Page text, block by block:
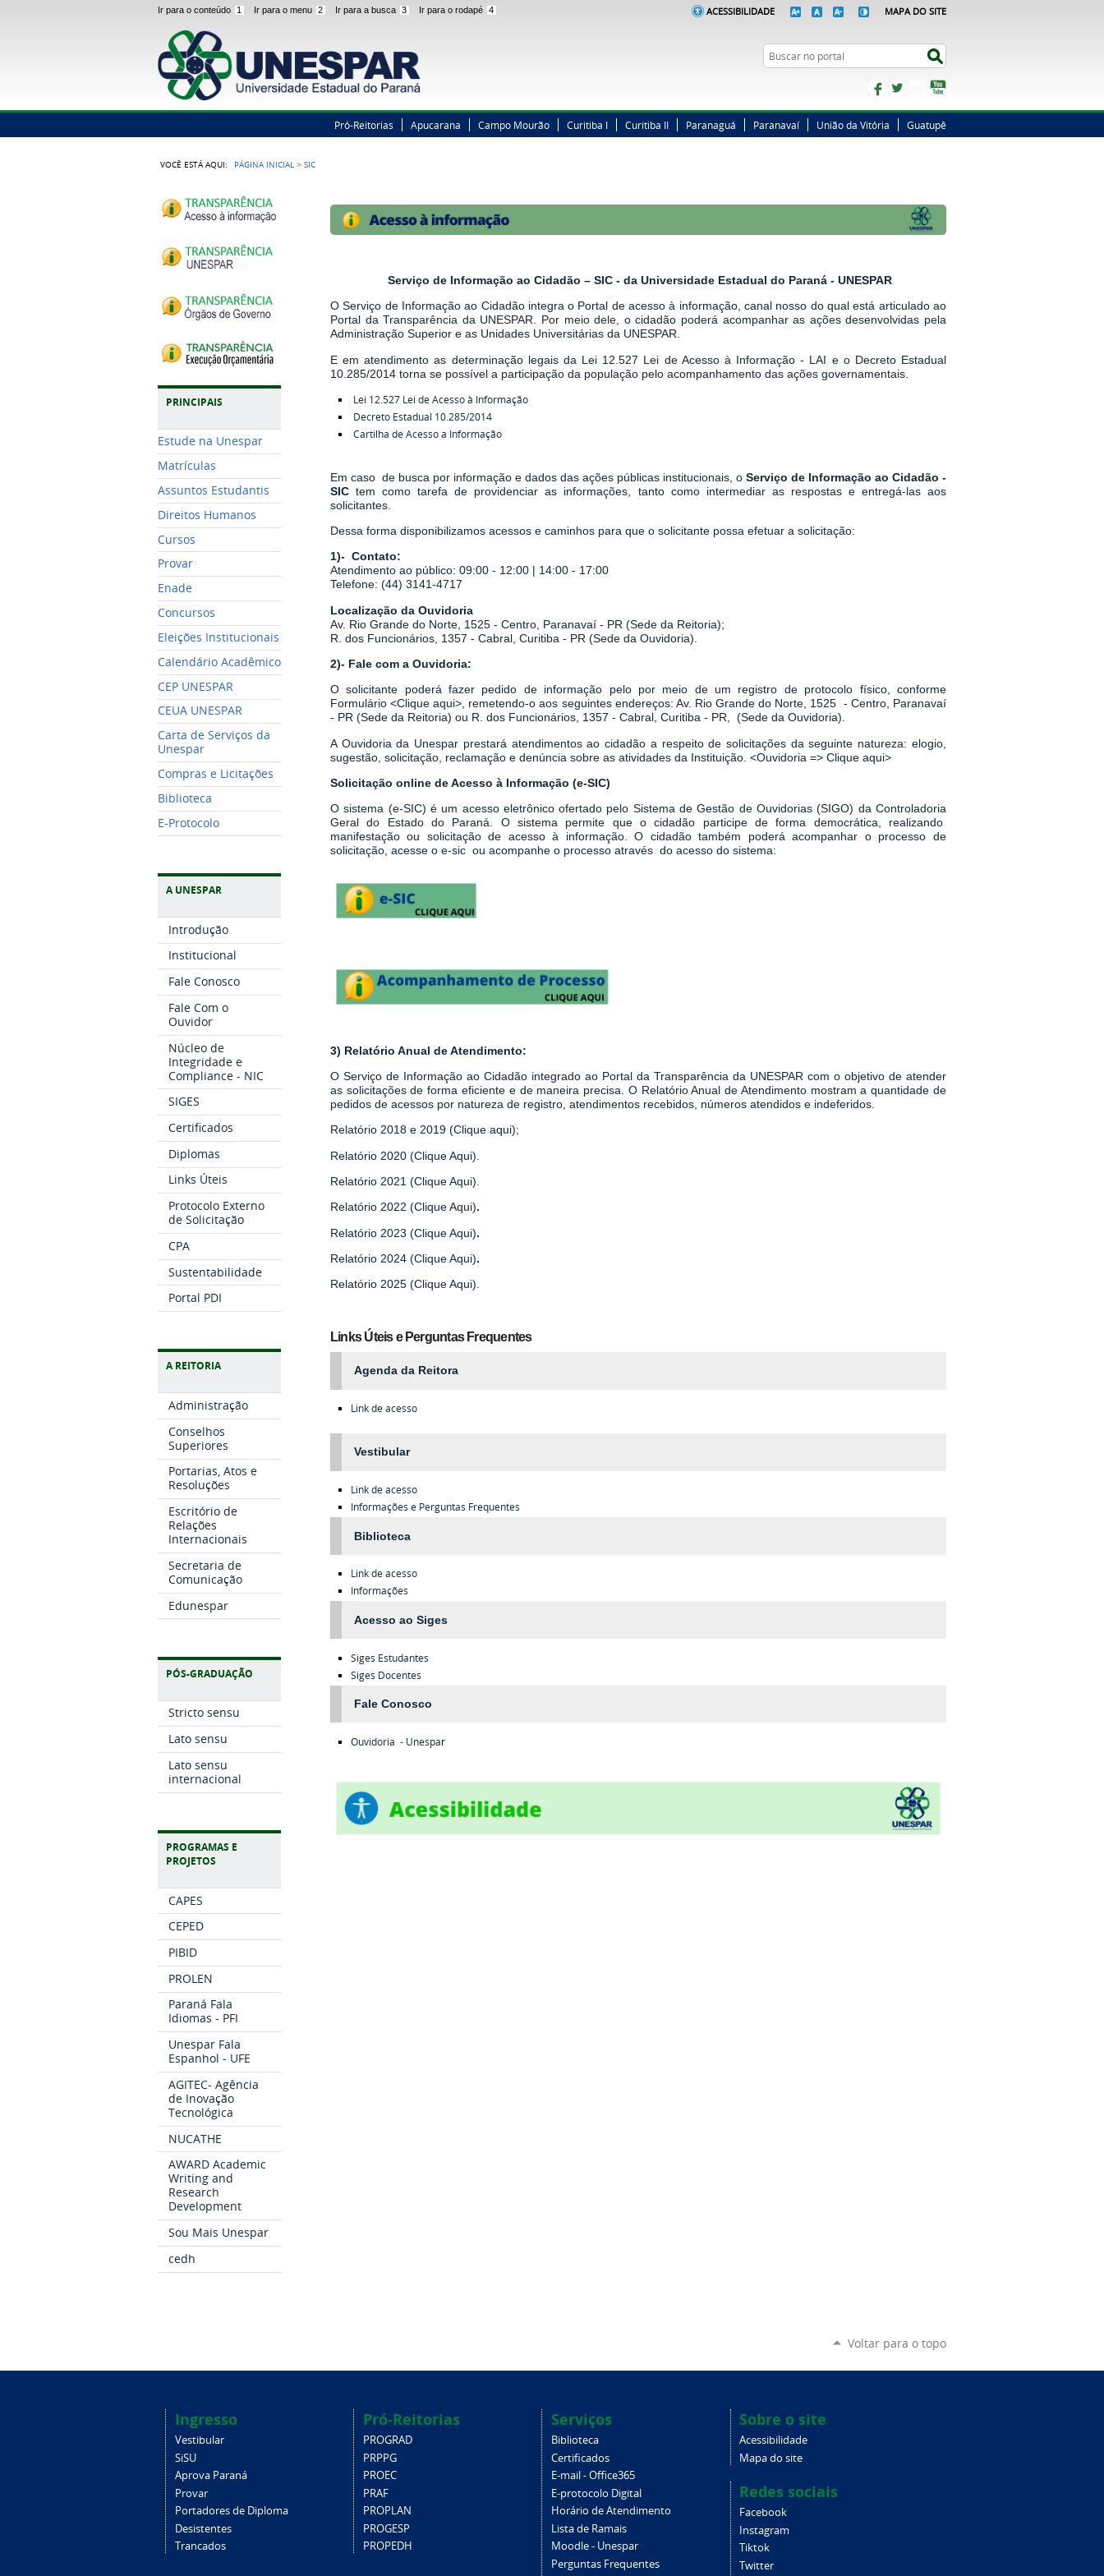
Ir para o conteúdo 1 Ir para o menu 2 Ir para a busca 3 Ir para o rodapé 4 ACESSIBILIDADE MAPA DO SITE
Busca
FacebookTwitterInstagram
Pró-Reitorias Apucarana Campo Mourão Curitiba I Curitiba II Paranaguá Paranavaí União da Vitória Guatupê
VOCÊ ESTÁ AQUI: PÁGINA INICIAL >SIC
PRINCIPAIS
Estude na Unespar
Matrículas
Assuntos Estudantis
Direitos Humanos
Cursos
Provar
Enade
Concursos
Eleições Institucionais
Calendário Acadêmico
CEP UNESPAR
CEUA UNESPAR
Carta de Serviços da
Unespar
Compras e Licitações
Biblioteca
E-Protocolo
A UNESPAR
Introdução
Institucional
Fale Conosco
Fale Com o
Ouvidor
Núcleo de
Integridade e
Compliance - NIC
SIGES
Certificados
Diplomas
Links Úteis
Protocolo Externo
de Solicitação
CPA
Sustentabilidade
Portal PDI
A REITORIA
Administração
Conselhos
Superiores
Portarias, Atos e
Resoluções
Escritório de
Relações
Internacionais
Secretaria de
Comunicação
Edunespar
PÓS-GRADUAÇÃO
Stricto sensu
Lato sensu
Lato sensu
internacional
PROGRAMAS E
PROJETOS
CAPES
CEPED
PIBID
PROLEN
Paraná Fala
Idiomas - PFI
Unespar Fala
Espanhol - UFE
AGITEC- Agência
de Inovação
Tecnológica
NUCATHE
AWARD Academic
Writing and
Research
Development
Sou Mais Unespar
cedh
Serviço de Informação ao Cidadão – SIC - da Universidade Estadual do Paraná - UNESPAR
O Serviço de Informação ao Cidadão integra o Portal de acesso à informação, canal nosso do qual está articulado ao
Portal da Transparência da UNESPAR. Por meio dele, o cidadão poderá acompanhar as ações desenvolvidas pela
Administração Superior e as Unidades Universitárias da UNESPAR.
E em atendimento as determinação legais da Lei 12.527 Lei de Acesso à Informação - LAI e o Decreto Estadual
10.285/2014torna se possível a participação da população pelo acompanhamento das ações governamentais.
Lei 12.527 Lei de Acesso à Informação
Decreto Estadual 10.285/2014
Cartilha de Acesso a Informação
Em caso de busca por informação e dados das ações públicas institucionais, o Serviço de Informação ao Cidadão -
SICtem como tarefa de providenciar as informações, tanto como intermediar as respostas e entregá-las aos
solicitantes.
Dessa forma disponibilizamos acessos e caminhos para que o solicitante possa efetuar a solicitação:
1)- Contato:
Atendimento ao público: 09:00 - 12:00 | 14:00 - 17:00
Telefone: (44) 3141-4717
Localização da Ouvidoria
Av. Rio Grande do Norte, 1525 - Centro, Paranavaí - PR (Sede da Reitoria);
R. dos Funcionários, 1357 - Cabral, Curitiba - PR (Sede da Ouvidoria).
2)- Fale com a Ouvidoria:
O solicitante poderá fazer pedido de informação pelo por meio de um registro de protocolo físico, conforme
Formulário <Clique aqui>, remetendo-o aos seguintes endereços: Av. Rio Grande do Norte, 1525 - Centro, Paranavaí
- PR (Sede da Reitoria) ou R. dos Funcionários, 1357 - Cabral, Curitiba - PR, (Sede da Ouvidoria).
A Ouvidoria da Unespar prestará atendimentos ao cidadão a respeito de solicitações da seguinte natureza: elogio,
sugestão, solicitação, reclamação e denúncia sobre as atividades da Instituição. <Ouvidoria => Clique aqui>
Solicitação online de Acesso à Informação (e-SIC)
O sistema (e-SIC) é um acesso eletrônico ofertado pelo Sistema de Gestão de Ouvidorias (SIGO) da Controladoria
Geral do Estado do Paraná. O sistema permite que o cidadão participe de forma democrática, realizando
manifestação ou solicitação de acesso à informação.O cidadão também poderá acompanhar o processo de
solicitação, acesse o e-sic ou acompanhe o processo através do acesso do sistema:
3) Relatório Anual de Atendimento:
O Serviço de Informação ao Cidadão integrado aoPortal da Transparência da UNESPAR com o objetivo de atender
as solicitações de forma eficiente e de maneira precisa. O Relatório Anual de Atendimento mostram a quantidade de
pedidos de acessos por natureza de registro, atendimentos recebidos, números atendidos e indeferidos.
Relatório 2018 e 2019 (Clique aqui);
Relatório 2020 (Clique Aqui).
Relatório 2021 (Clique Aqui).
Relatório 2022 (Clique Aqui).
Relatório 2023 (Clique Aqui).
Relatório 2024 (Clique Aqui).
Relatório 2025 (Clique Aqui).
Links Úteis e Perguntas Frequentes
Agenda da Reitora
Link de acesso
Vestibular
Link de acesso
Informações e Perguntas Frequentes
Biblioteca
Link de acesso
Informações
Acesso ao Siges
Siges Estudantes
Siges Docentes
Fale Conosco
Ouvidoria - Unespar
Voltar para o topo
Ingresso
Vestibular
SiSU
Aprova Paraná
Provar
Portadores de Diploma
Desistentes
Trancados
Pró-Reitorias
PROGRAD
PRPPG
PROEC
PRAF
PROPLAN
PROGESP
PROPEDH
Serviços
Biblioteca
Certificados
E-mail - Office365
E-protocolo Digital
Horário de Atendimento
Lista de Ramais
Moodle - Unespar
Perguntas Frequentes
Sobre o site
Acessibilidade
Mapa do site
Redes sociais
Facebook
Instagram
Tiktok
Twitter